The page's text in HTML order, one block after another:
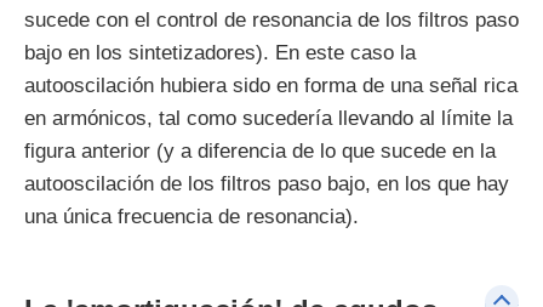
sucede con el control de resonancia de los filtros paso
bajo en los sintetizadores). En este caso la
autooscilación hubiera sido en forma de una señal rica
en armónicos, tal como sucedería llevando al límite la
figura anterior (y a diferencia de lo que sucede en la
autooscilación de los filtros paso bajo, en los que hay
una única frecuencia de resonancia).